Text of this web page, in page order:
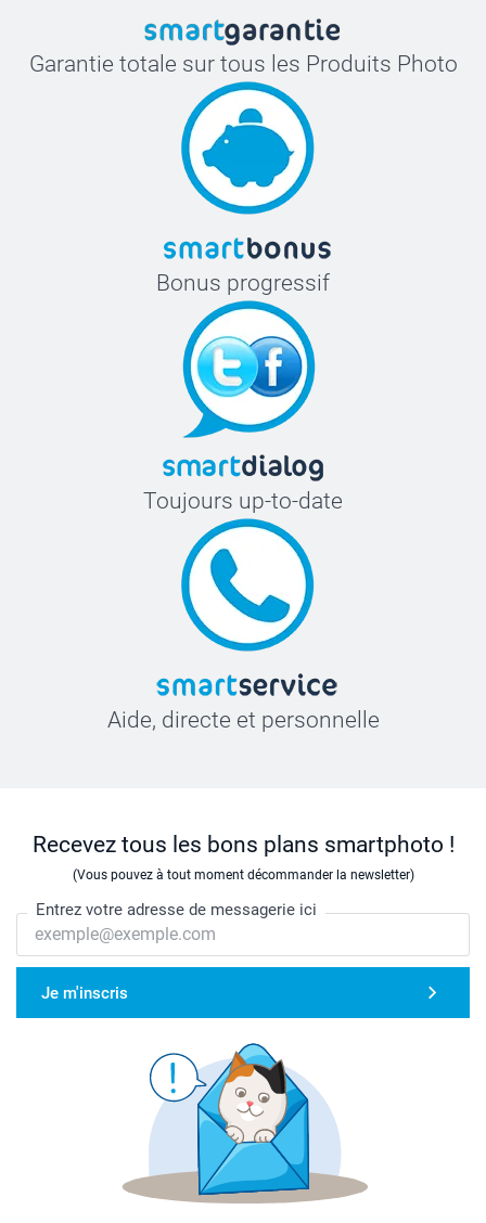
Garantie totale sur tous les Produits Photo
Bonus progressif
Toujours up-to-date
Aide, directe et personnelle
Recevez tous les bons plans smartphoto !
(Vous pouvez à tout moment décommander la newsletter)
Entrez votre adresse de messagerie ici
Je m'inscris